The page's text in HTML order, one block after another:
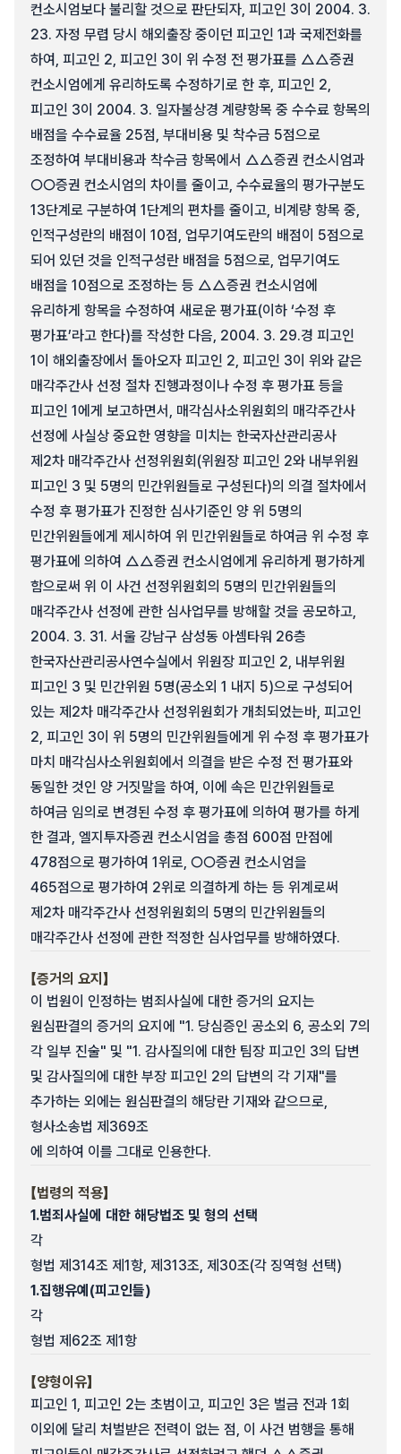
컨소시엄보다 불리할 것으로 판단되자, 피고인 3이 2004. 3.
23. 자정 무렵 당시 해외출장 중이던 피고인 1과 국제전화를
하여, 피고인 2, 피고인 3이 위 수정 전 평가표를 △△증권
컨소시엄에게 유리하도록 수정하기로 한 후, 피고인 2,
피고인 3이 2004. 3. 일자불상경 계량항목 중 수수료 항목의
배점을 수수료율 25점, 부대비용 및 착수금 5점으로
조정하여 부대비용과 착수금 항목에서 △△증권 컨소시엄과
○○증권 컨소시엄의 차이를 줄이고, 수수료율의 평가구분도
13단계로 구분하여 1단계의 편차를 줄이고, 비계량 항목 중,
인적구성란의 배점이 10점, 업무기여도란의 배점이 5점으로
되어 있던 것을 인적구성란 배점을 5점으로, 업무기여도
배점을 10점으로 조정하는 등 △△증권 컨소시엄에
유리하게 항목을 수정하여 새로운 평가표(이하 ‘수정 후
평가표’라고 한다)를 작성한 다음, 2004. 3. 29.경 피고인
1이 해외출장에서 돌아오자 피고인 2, 피고인 3이 위와 같은
매각주간사 선정 절차 진행과정이나 수정 후 평가표 등을
피고인 1에게 보고하면서, 매각심사소위원회의 매각주간사
선정에 사실상 중요한 영향을 미치는 한국자산관리공사
제2차 매각주간사 선정위원회(위원장 피고인 2와 내부위원
피고인 3 및 5명의 민간위원들로 구성된다)의 의결 절차에서
수정 후 평가표가 진정한 심사기준인 양 위 5명의
민간위원들에게 제시하여 위 민간위원들로 하여금 위 수정 후
평가표에 의하여 △△증권 컨소시엄에게 유리하게 평가하게
함으로써 위 이 사건 선정위원회의 5명의 민간위원들의
매각주간사 선정에 관한 심사업무를 방해할 것을 공모하고,
2004. 3. 31. 서울 강남구 삼성동 아셈타워 26층
한국자산관리공사연수실에서 위원장 피고인 2, 내부위원
피고인 3 및 민간위원 5명(공소외 1 내지 5)으로 구성되어
있는 제2차 매각주간사 선정위원회가 개최되었는바, 피고인
2, 피고인 3이 위 5명의 민간위원들에게 위 수정 후 평가표가
마치 매각심사소위원회에서 의결을 받은 수정 전 평가표와
동일한 것인 양 거짓말을 하여, 이에 속은 민간위원들로
하여금 임의로 변경된 수정 후 평가표에 의하여 평가를 하게
한 결과, 엘지투자증권 컨소시엄을 총점 600점 만점에
478점으로 평가하여 1위로, ○○증권 컨소시엄을
465점으로 평가하여 2위로 의결하게 하는 등 위계로써
제2차 매각주간사 선정위원회의 5명의 민간위원들의
매각주간사 선정에 관한 적정한 심사업무를 방해하였다.
【증거의 요지】
이 법원이 인정하는 범죄사실에 대한 증거의 요지는
원심판결의 증거의 요지에 "1. 당심증인 공소외 6, 공소외 7의
각 일부 진술" 및 "1. 감사질의에 대한 팀장 피고인 3의 답변
및 감사질의에 대한 부장 피고인 2의 답변의 각 기재"를
추가하는 외에는 원심판결의 해당란 기재와 같으므로,
형사소송법 제369조
에 의하여 이를 그대로 인용한다.
【법령의 적용】
1.범죄사실에 대한 해당법조 및 형의 선택
각
형법 제314조 제1항, 제313조, 제30조(각 징역형 선택)
1.집행유예(피고인들)
각
형법 제62조 제1항
【양형이유】
피고인 1, 피고인 2는 초범이고, 피고인 3은 벌금 전과 1회
이외에 달리 처벌받은 전력이 없는 점, 이 사건 범행을 통해